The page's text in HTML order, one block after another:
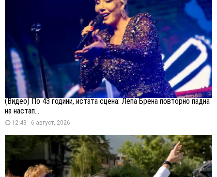
(Видео) По 43 години, истата сцена: Лепа Брена повторно падна
на настап...
12:43 - 6 август, 2026